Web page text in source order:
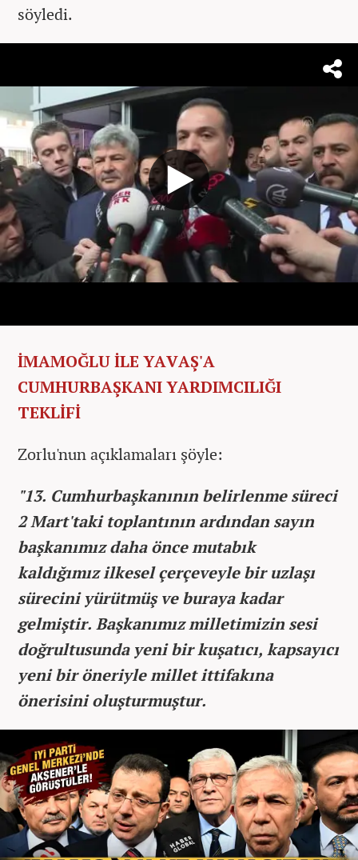
söyledi.
İMAMOĞLU İLE YAVAŞ'A
CUMHURBAŞKANI YARDIMCILIĞI
TEKLİFİ
Zorlu'nun açıklamaları şöyle:
"13. Cumhurbaşkanının belirlenme süreci
2 Mart'taki toplantının ardından sayın
başkanımız daha önce mutabık
kaldığımız ilkesel çerçeveyle bir uzlaşı
sürecini yürütmüş ve buraya kadar
gelmiştir. Başkanımız milletimizin sesi
doğrultusunda yeni bir kuşatıcı, kapsayıcı
yeni bir öneriyle millet ittifakına
önerisini oluşturmuştur.